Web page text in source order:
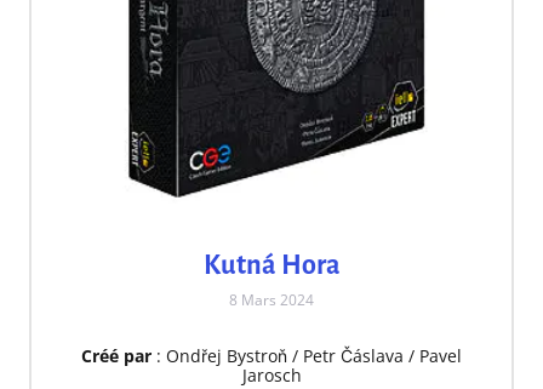
Kutná Hora
8 Mars 2024
Créé par : Ondřej Bystroň / Petr Čáslava / Pavel
Jarosch